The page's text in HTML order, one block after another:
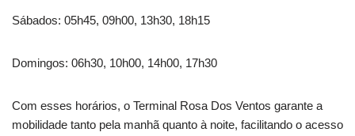
Sábados: 05h45, 09h00, 13h30, 18h15
Domingos: 06h30, 10h00, 14h00, 17h30
Com esses horários, o Terminal Rosa Dos Ventos garante a
mobilidade tanto pela manhã quanto à noite, facilitando o acesso